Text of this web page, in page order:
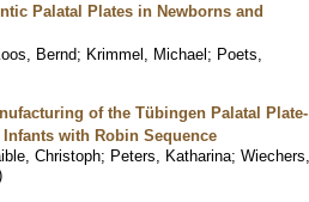
Palatal Plates in Newborns and
Bernd; Krimmel, Michael; Poets,
of the Tübingen Palatal Plate-
with Robin Sequence
Christoph; Peters, Katharina; Wiechers,